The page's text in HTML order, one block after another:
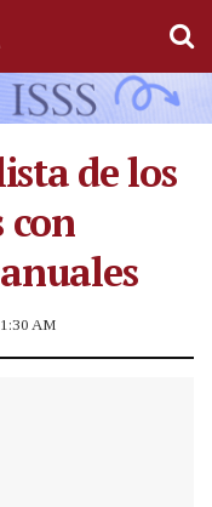
de los
con
AM